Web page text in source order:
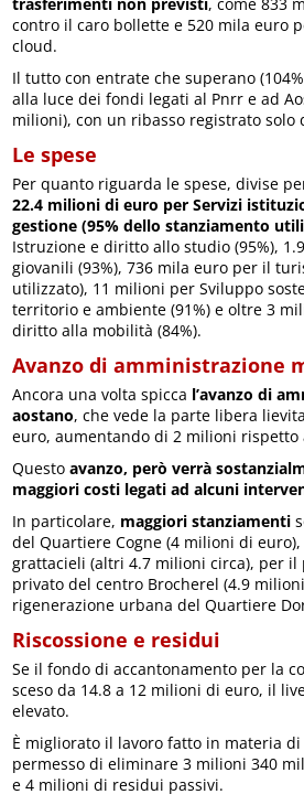
contro il caro bollette e 520 mila euro
cloud.
Il tutto con entrate che superano
alla luce dei fondi legati al Pnrr e ad
milioni), con un ribasso registrato solo
Le spese
Per quanto riguarda le spese, divise
22.4 milioni di euro per Servizi
gestione (95% dello stanziamento
Istruzione e diritto allo studio (95%),
giovanili (93%), 736 mila euro per il
utilizzato), 11 milioni per Sviluppo
territorio e ambiente (91%) e oltre 3
diritto alla mobilità (84%).
Avanzo di amministrazione
Ancora una volta spicca l’avanzo di
aostano, che vede la parte libera
euro, aumentando di 2 milioni rispetto
Questoavanzo, però verrà
maggiori costi legati ad alcuni
In particolare, maggiori stanziamenti
del Quartiere Cogne (4 milioni di
grattacieli (altri 4.7 milioni circa), per
privato del centro Brocherel (4.9
rigenerazione urbana del Quartiere
Riscossione e residui
Se il fondo di accantonamento per la
sceso da 14.8 a 12 milioni di euro, il
elevato.
È migliorato il lavoro fatto in materia di
permesso di eliminare 3 milioni 340
e 4 milioni di residui passivi.